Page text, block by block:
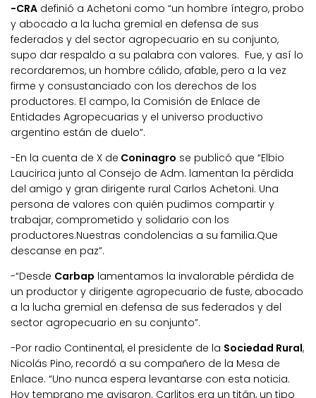
-CRA definió a Achetoni como “un hombre íntegro, probo
y abocado a la lucha gremial en defensa de sus
federados y del sector agropecuario en su conjunto,
supo dar respaldo a su palabra con valores. Fue, y así lo
recordaremos, un hombre cálido, afable, pero a la vez
firme y consustanciado con los derechos de los
productores. El campo, la Comisión de Enlace de
Entidades Agropecuarias y el universo productivo
argentino están de duelo”.
-En la cuenta de X de Coninagro se publicó que “Elbio
Laucirica junto al Consejo de Adm. lamentan la pérdida
del amigo y gran dirigente rural Carlos Achetoni. Una
persona de valores con quién pudimos compartir y
trabajar, comprometido y solidario con los
productores.Nuestras condolencias a su familia.Que
descanse en paz”.
-“Desde Carbap lamentamos la invalorable pérdida de
un productor y dirigente agropecuario de fuste, abocado
a la lucha gremial en defensa de sus federados y del
sector agropecuario en su conjunto”.
-Por radio Continental, el presidente de la Sociedad Rural,
Nicolás Pino, recordó a su compañero de la Mesa de
Enlace. “Uno nunca espera levantarse con esta noticia.
Hoy temprano me avisaron. Carlitos era un titán, un tipo